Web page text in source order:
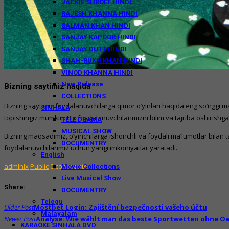
JACKIE SHROFF HINDI
RAJESH KHANNA HINDI
SALMAN KHAN HINDI
SANJAY KAPOOR HINDI
SANJAY DUTT HINDI
SHAH-RUKH KHAN HINDI
VINOD KHANNA HINDI
New Release
COLLECTIONS
SINHALA
TELE DRAMA
MUSICAL SHOW
DOCUMENTRY
English
Movie Collections
Live Musical Show
DOCUMENTRY
Telegu
Malayalam
KARAOKE SINHALA DVD
Bizning saytimiz haqida
Bizning saytimiz foydalanuvchilarga qimor o’yinlari haqida eng so’nggi
topishingiz mumkin. Biz foydalanuvchilarimizni bilim va tajriba
Bizning maqsadimiz, o’yinchilarga ishonchli va foydali ma’lumotlar
foydalanuvchilarimiz uchun yangi imkoniyatlar yaratadi.
admlnlx Public 0 comments
Share:
Post
navigation
Older PostMostbet Login: Zajištění bezpečnosti vašeho účtu
Newer PostAnalyse: Wie wählt man das beste Sportwetten ohne